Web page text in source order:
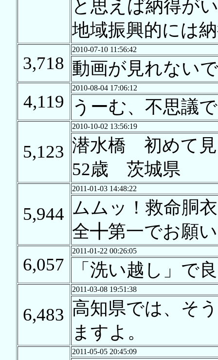
と思えば納得が
地域振興的には
3,718
2010-07-10 11:56:42
動画が見れない
4,119
2010-08-04 17:06:12
うーむ、不思議
5,123
2010-10-02 13:56:19
潜水橋 初めて
52歳 茨城県
5,944
2011-01-03 14:48:22
ムムッ！救命胴
全╋第一でお願い
6,057
2011-01-22 00:26:05
「洗い越し」で
6,483
2011-03-08 19:51:38
高知県では、そ
ますよ。
2011-05-05 20:45:09